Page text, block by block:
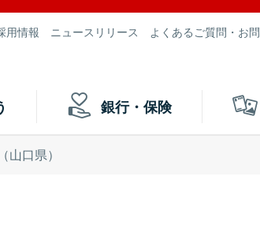
用情報 ニュースリリース よくあるご質問・お
銀行・保険
口県）